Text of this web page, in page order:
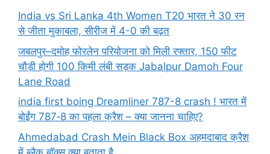
India vs Sri Lanka 4th Women T20 भारत ने 30 रन
से जीता मुकाबला, सीरीज में 4-0 की बढ़त
जबलपुर–दमोह फोरलेन परियोजना को मिली रफ्तार, 150 फीट
चौड़ी होगी 100 किमी लंबी सड़क Jabalpur Damoh Four
Lane Road
india first boing Dreamliner 787-8 crash ! भारत में
बोईंग 787‑8 का पहला क्रैश – क्या जानना चाहिए?
Ahmedabad Crash Mein Black Box अहमदाबाद क्रैश